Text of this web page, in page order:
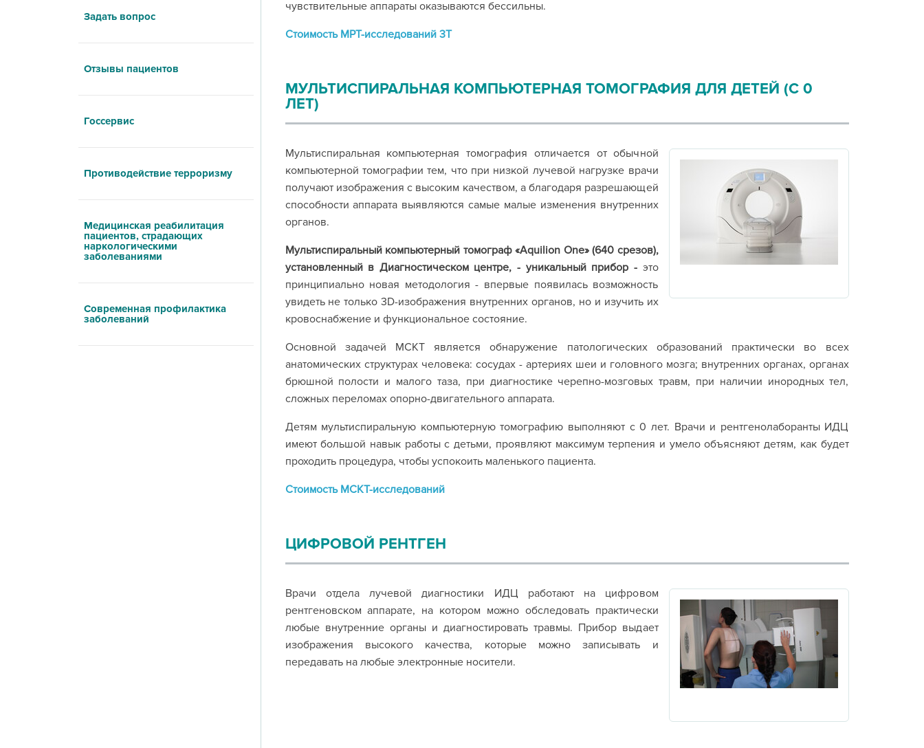
Задать вопрос
Отзывы пациентов
Госсервис
Противодействие терроризму
Медицинская реабилитация
пациентов, страдающих
наркологическими
заболеваниями
Современная профилактика
заболеваний
чувствительные аппараты оказываются бессильны.
Стоимость МРТ-исследований 3Т
МУЛЬТИСПИРАЛЬНАЯ КОМПЬЮТЕРНАЯ ТОМОГРАФИЯ ДЛЯ ДЕТЕЙ (С 0
ЛЕТ)
Мультиспиральная компьютерная томография отличается от обычной
компьютерной томографии тем, что при низкой лучевой нагрузке врачи
получают изображения с высоким качеством, а благодаря разрешающей
способности аппарата выявляются самые малые изменения внутренних
органов.
Мультиспиральный компьютерный томограф «Aquilion One» (640 срезов),
установленный в Диагностическом центре, - уникальный прибор - это
принципиально новая методология - впервые появилась возможность
увидеть не только 3D-изображения внутренних органов, но и изучить их
кровоснабжение и функциональное состояние.
Основной задачей МСКТ является обнаружение патологических образований практически во всех
анатомических структурах человека: сосудах - артериях шеи и головного мозга; внутренних органах, органах
брюшной полости и малого таза, при диагностике черепно-мозговых травм, при наличии инородных тел,
сложных переломах опорно-двигательного аппарата.
Детям мультиспиральную компьютерную томографию выполняют с 0 лет. Врачи и рентгенолаборанты ИДЦ
имеют большой навык работы с детьми, проявляют максимум терпения и умело объясняют детям, как будет
проходить процедура, чтобы успокоить маленького пациента.
Стоимость МСКТ-исследований
ЦИФРОВОЙ РЕНТГЕН
Врачи отдела лучевой диагностики ИДЦ работают на цифровом
рентгеновском аппарате, на котором можно обследовать практически
любые внутренние органы и диагностировать травмы. Прибор выдает
изображения высокого качества, которые можно записывать и
передавать на любые электронные носители.